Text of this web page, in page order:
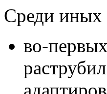
Среди иных
во-